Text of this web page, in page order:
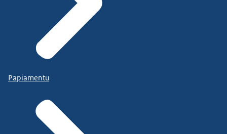
Papiamentu